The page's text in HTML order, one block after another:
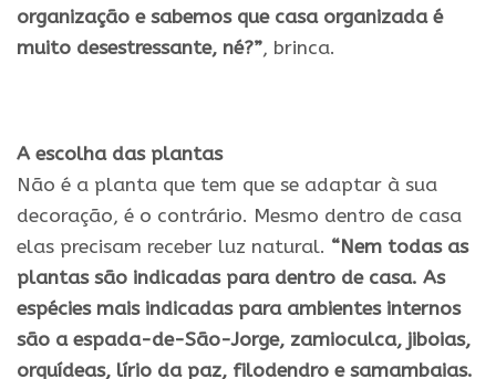
organização e sabemos que casa organizada é
muito desestressante, né?”, brinca.
A escolha das plantas
Não é a planta que tem que se adaptar à sua
decoração, é o contrário. Mesmo dentro de casa
elas precisam receber luz natural. “Nem todas as
plantas são indicadas para dentro de casa. As
espécies mais indicadas para ambientes internos
são a espada-de-São-Jorge, zamioculca, jiboias,
orquídeas, lírio da paz, filodendro e samambaias.